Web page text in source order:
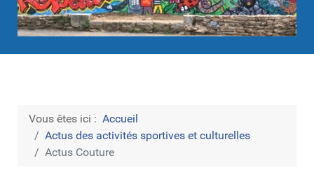
Vous êtes ici : Accueil
Actus des activités sportives et culturelles
Actus Couture